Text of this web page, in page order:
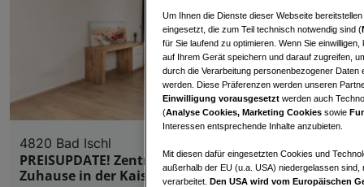
4820 Bad Ischl
PREISUPDATE! Zentral, ruhig & saniert– Ihr neues
Zuhause in der Kaiserstadt!
Um Ihnen die Dienste dieser Webseite
eingesetzt, die zum Teil technisch notwendig sind (
für Sie laufend zu optimieren. Wenn Sie
auf Ihrem Gerät speichern und darauf zugreifen,
durch die Verarbeitung personenbezogener
werden. Diese Präferenzen werden unseren
Einwilligung vorausgesetzt werden auch
(Analyse Cookies, Marketing Cookies sowie
Interessen entsprechende Inhalte anzubieten.
Mit diesen dafür eingesetzten Cookies und
außerhalb der EU (u.a. USA) niedergelassen
verarbeitet. Den USA wird vom Europäischen